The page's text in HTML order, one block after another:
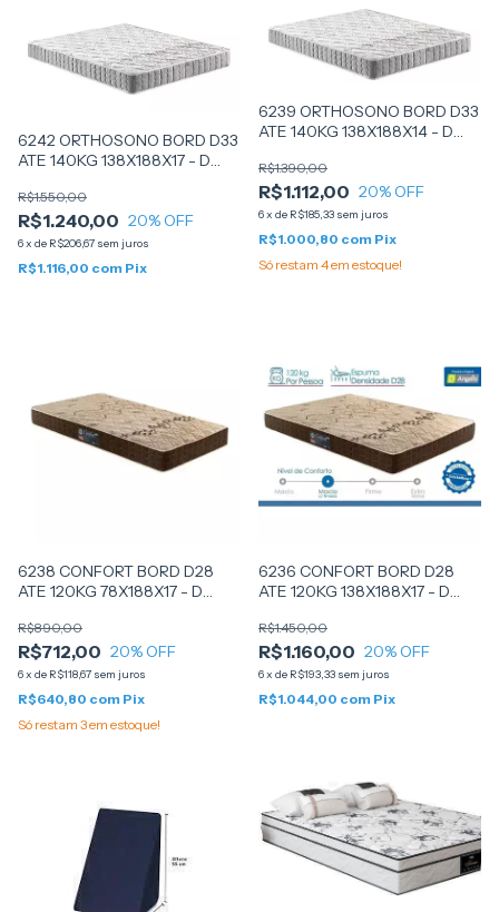
6242 ORTHOSONO BORD D33
ATE 140KG 138X188X17 - D
R$1.240,00
R$1.550,00
20% OFF
6x de R$206,67 sem juros
R$1.116,00 com Pix
6239 ORTHOSONO BORD D33
ATE 140KG 138X188X14 - D
R$1.112,00
R$1.390,00
20% OFF
6x de R$185,33 sem juros
R$1.000,80 com Pix
Só restam 4em estoque!
6238 CONFORT BORD D28
ATE 120KG 78X188X17 - D
R$712,00
R$890,00
20% OFF
6x de R$118,67 sem juros
R$640,80 com Pix
Só restam 3em estoque!
6236 CONFORT BORD D28
ATE 120KG 138X188X17 - D
R$1.160,00
R$1.450,00
20% OFF
6x de R$193,33 sem juros
R$1.044,00 com Pix